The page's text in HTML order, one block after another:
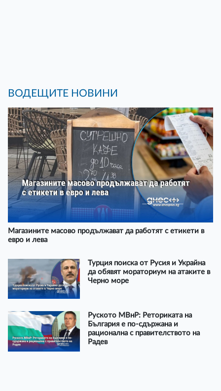
ВОДЕЩИТЕ НОВИНИ
Магазините масово продължават да работят с етикети в
евро и лева
Турция поиска от Русия и Украйна
да обявят мораториум на атаките в
Черно море
Руското МВнР: Реториката на
България е по-сдържана и
рационална с правителството на
Радев